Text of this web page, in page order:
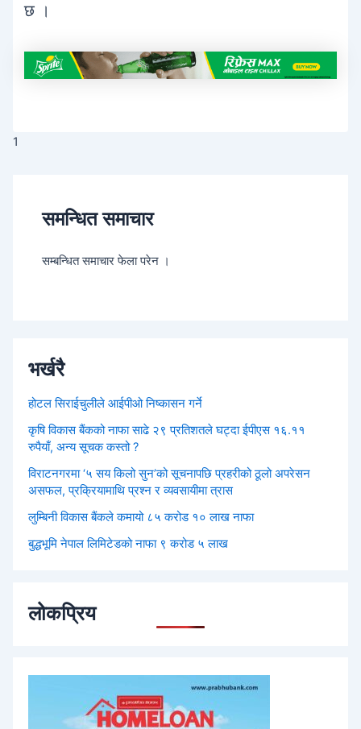
छ ।
1
समन्धित समाचार
सम्बन्धित समाचार फेला परेन ।
भर्खरै
होटल सिराईचुलीले आईपीओ निष्कासन गर्ने
कृषि विकास बैंकको नाफा साढे २९ प्रतिशतले घट्दा ईपीएस १६.११
रुपैयाँ, अन्य सूचक कस्तो ?
विराटनगरमा ‘५ सय किलो सुन’को सूचनापछि प्रहरीको ठूलो अपरेसन
असफल, प्रक्रियामाथि प्रश्न र व्यवसायीमा त्रास
लुम्बिनी विकास बैंकले कमायो ८५ करोड १० लाख नाफा
बुद्धभूमि नेपाल लिमिटेडको नाफा ९ करोड ५ लाख
लोकप्रिय